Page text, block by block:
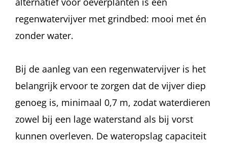
regenwatervijver met grindbed: mooi met én
zonder water.
Bij de aanleg van een regenwatervijver is het
belangrijk ervoor te zorgen dat de vijver diep
genoeg is, minimaal 0,7 m, zodat waterdieren
zowel bij een lage waterstand als bij vorst
kunnen overleven. De wateropslag capaciteit